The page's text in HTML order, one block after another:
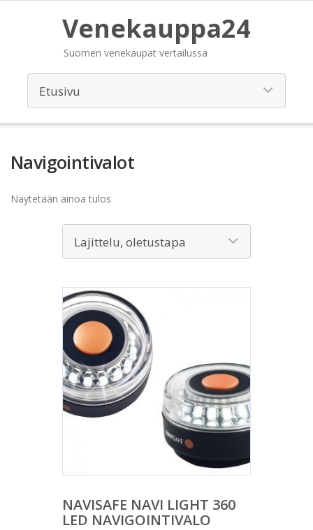
Venekauppa24
Suomen venekaupat vertailussa
Navigointivalot
Näytetään ainoa tulos
NAVISAFE NAVI LIGHT 360
LED NAVIGOINTIVALO